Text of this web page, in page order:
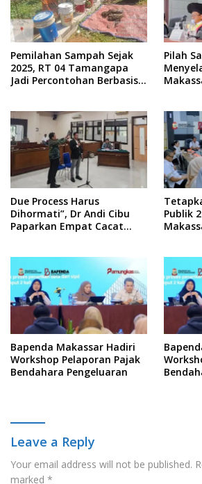
Pemilahan Sampah Sejak
2025, RT 04 Tamangapa
Jadi Percontohan Berbasis
Pilah
Due Process Harus
Dihormati”, Dr Andi Cibu
Paparkan Empat Cacat
Publik
Bapenda Makassar Hadiri
Workshop Pelaporan Pajak
Bendahara Pengeluaran
Leave a Reply
Your email address will not be published.
marked *